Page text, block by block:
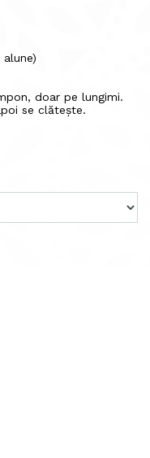
doar pe lungimi.
se clătește.